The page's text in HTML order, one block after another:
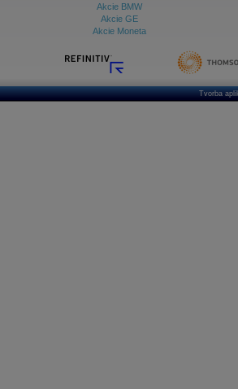
Akcie BMW
Akcie GE
Akcie Moneta
Tvorba